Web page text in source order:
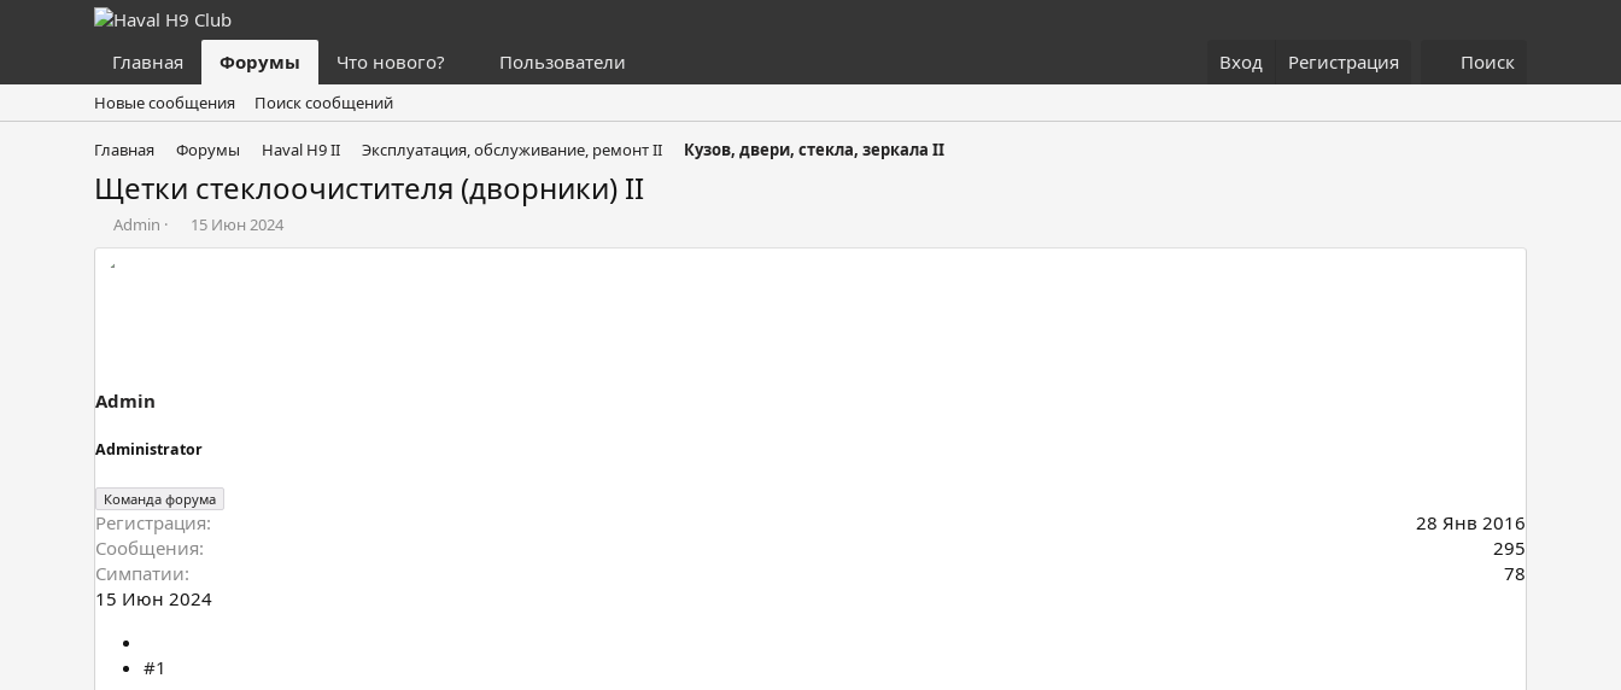
Главная Форумы Что нового? Пользователи Вход Регистрация Поиск
Новые сообщения Поиск сообщений
Главная Форумы Haval H9 II Эксплуатация, обслуживание, ремонт II Кузов, двери, стекла, зеркала II
Щетки стеклоочистителя (дворники) II
А
в
т
ы
Admin
Д
а
15 Июн 2024
Admin
Administrator
Команда форума
Регистрация
28 Янв 2016
Сообщения
295
Симпатии
78
15 Июн 2024
#1